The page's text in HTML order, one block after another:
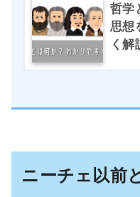
哲学
思想
く解
ニーチェ以前